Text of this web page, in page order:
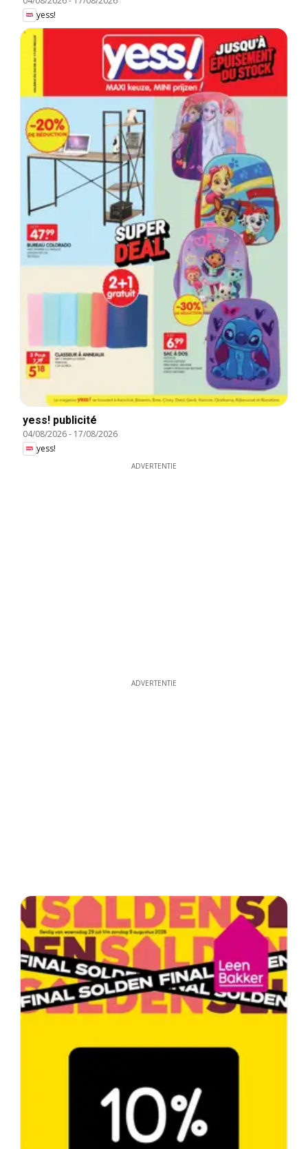
yess!
yess! publicité
04/08/2026- 17/08/2026
yess!
ADVERTENTIE
ADVERTENTIE